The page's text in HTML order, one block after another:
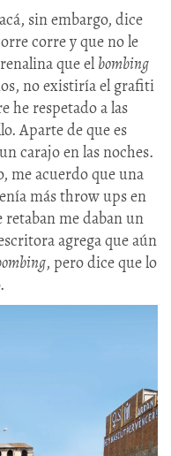
sin embargo, dice
corre y que no le
que el bombing
no existiría el grafiti
he respetado a las
Aparte de que es
carajo en las noches.
me acuerdo que una
más throw ups en
retaban me daban un
agrega que aún
, pero dice que lo